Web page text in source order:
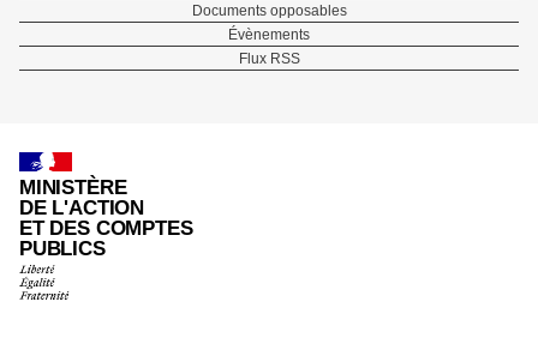
Pied
de
Documents opposables
Évènements
Flux RSS
MINISTÈRE
DE L'ACTION
ET DES COMPTES
PUBLICS